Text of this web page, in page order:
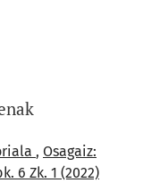
, Osagaiz:
6 Zk. 1 (2022)